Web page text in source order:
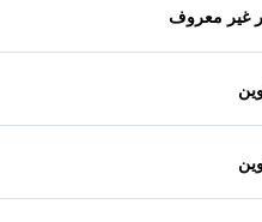
غير معروف